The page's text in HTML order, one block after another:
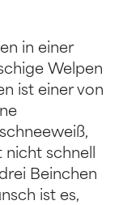
in einer
Welpen
ist einer von
nicht schnell
Beinchen
ist es,